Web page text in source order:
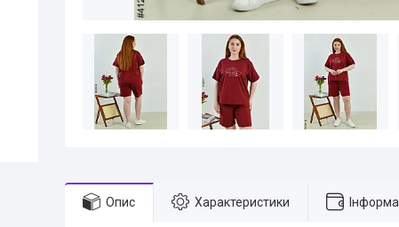
Опис Характеристики